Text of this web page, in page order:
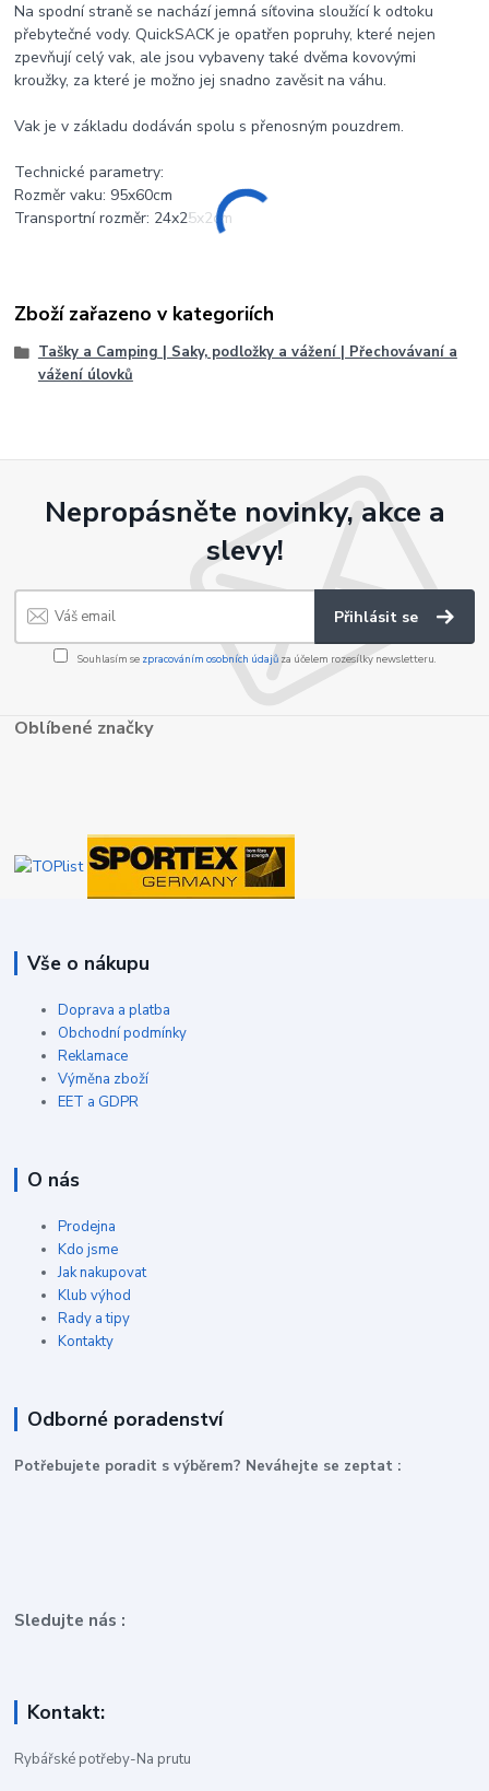
Na spodní straně se nachází jemná síťovina sloužící k odtoku
přebytečné vody. QuickSACK je opatřen popruhy, které nejen
zpevňují celý vak, ale jsou vybaveny také dvěma kovovými
kroužky, za které je možno jej snadno zavěsit na váhu.
Vak je v základu dodáván spolu s přenosným pouzdrem.
Technické parametry:
Rozměr vaku: 95x60cm
Transportní rozměr: 24x25x2cm
Zboží zařazeno v kategoriích
Tašky a Camping | Saky, podložky a vážení | Přechovávaní a
vážení úlovků
Nepropásněte novinky, akce a
slevy!
Přihlásit se
Souhlasím se zpracováním osobních údajůza účelem rozesílky newsletteru.
Oblíbené značky
Vše o nákupu
Doprava a platba
Obchodní podmínky
Reklamace
Výměna zboží
EET a GDPR
O nás
Prodejna
Kdo jsme
Jak nakupovat
Klub výhod
Rady a tipy
Kontakty
Odborné poradenství
Potřebujete poradit s výběrem? Neváhejte se zeptat :
Sledujte nás :
Kontakt:
Rybářské potřeby-Na prutu